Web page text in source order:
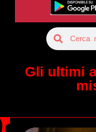
Gli ultimi